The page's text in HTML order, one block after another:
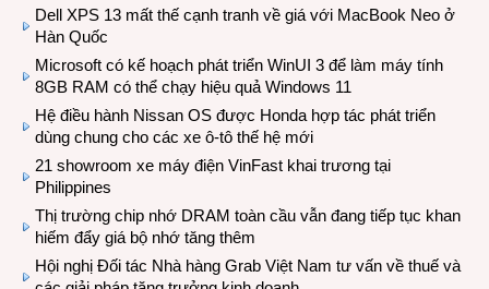
Dell XPS 13 mất thế cạnh tranh về giá với MacBook Neo ở
Hàn Quốc
Microsoft có kế hoạch phát triển WinUI 3 để làm máy tính
8GB RAM có thể chạy hiệu quả Windows 11
Hệ điều hành Nissan OS được Honda hợp tác phát triển
dùng chung cho các xe ô-tô thế hệ mới
21 showroom xe máy điện VinFast khai trương tại
Philippines
Thị trường chip nhớ DRAM toàn cầu vẫn đang tiếp tục khan
hiếm đẩy giá bộ nhớ tăng thêm
Hội nghị Đối tác Nhà hàng Grab Việt Nam tư vấn về thuế và